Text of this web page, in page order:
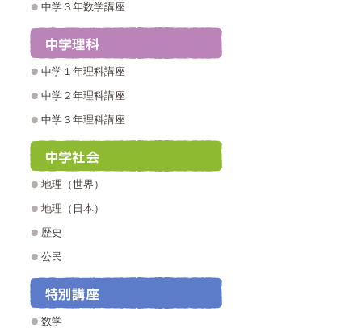
中学３年数学講座
中学１年理科講座
中学２年理科講座
中学３年理科講座
地理（世界）
地理（日本）
歴史
公民
数学